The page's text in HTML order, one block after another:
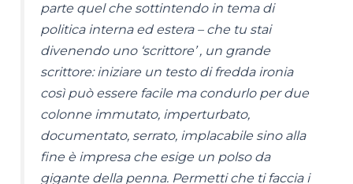
parte quel che sottintendo in tema di
politica interna ed estera – che tu stai
divenendo uno ‘scrittore’ , un grande
scrittore: iniziare un testo di fredda ironia
così può essere facile ma condurlo per due
colonne immutato, imperturbato,
documentato, serrato, implacabile sino alla
fine è impresa che esige un polso da
gigante della penna. Permetti che ti faccia i